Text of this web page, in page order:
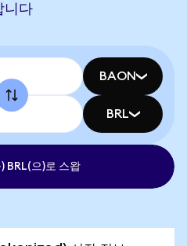
니다
BAON
BRL
BRL(으)로 스왑